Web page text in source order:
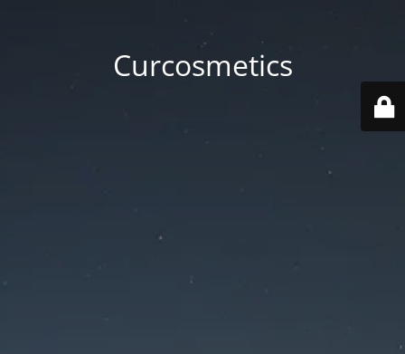
Curcosmetics